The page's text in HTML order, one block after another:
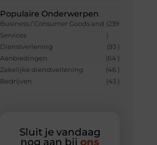
Populaire Onderwerpen
Business / Consumer Goods and
Services
(239
)
Dienstverlening
(93 )
Aanbiedingen
(64 )
Zakelijke dienstverlening
(46 )
Bedrijven
(43 )
Sluit je vandaag
nog aan bij ons